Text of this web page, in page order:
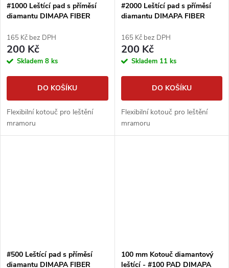
#1000 Leštící pad s příměsí
diamantu DIMAPA FIBER
165 Kč bez DPH
200 Kč
Skladem 8 ks
DO KOŠÍKU
Flexibilní kotouč pro leštění
mramoru
#2000 Leštící pad s příměsí
diamantu DIMAPA FIBER
165 Kč bez DPH
200 Kč
Skladem 11 ks
DO KOŠÍKU
Flexibilní kotouč pro leštění
mramoru
#500 Leštící pad s příměsí
diamantu DIMAPA FIBER
100 mm Kotouč diamantový
leštící - #100 PAD DIMAPA